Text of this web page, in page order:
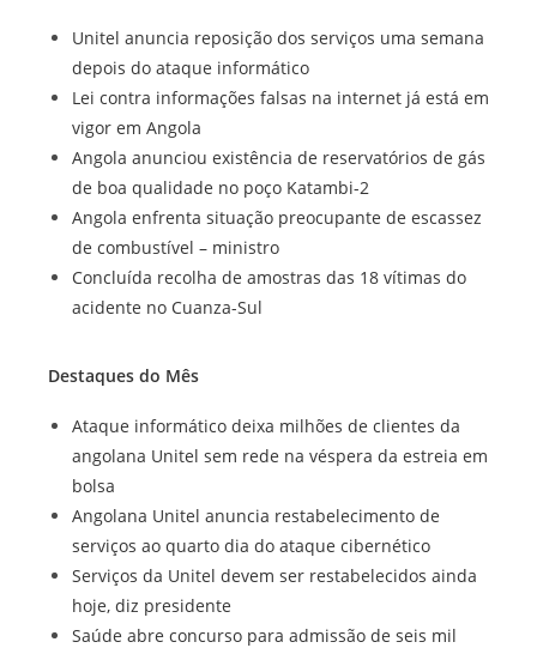
Unitel anuncia reposição dos serviços uma semana
depois do ataque informático
Lei contra informações falsas na internet já está em
vigor em Angola
Angola anunciou existência de reservatórios de gás
de boa qualidade no poço Katambi-2
Angola enfrenta situação preocupante de escassez
de combustível – ministro
Concluída recolha de amostras das 18 vítimas do
acidente no Cuanza-Sul
Destaques do Mês
Ataque informático deixa milhões de clientes da
angolana Unitel sem rede na véspera da estreia em
bolsa
Angolana Unitel anuncia restabelecimento de
serviços ao quarto dia do ataque cibernético
Serviços da Unitel devem ser restabelecidos ainda
hoje, diz presidente
Saúde abre concurso para admissão de seis mil